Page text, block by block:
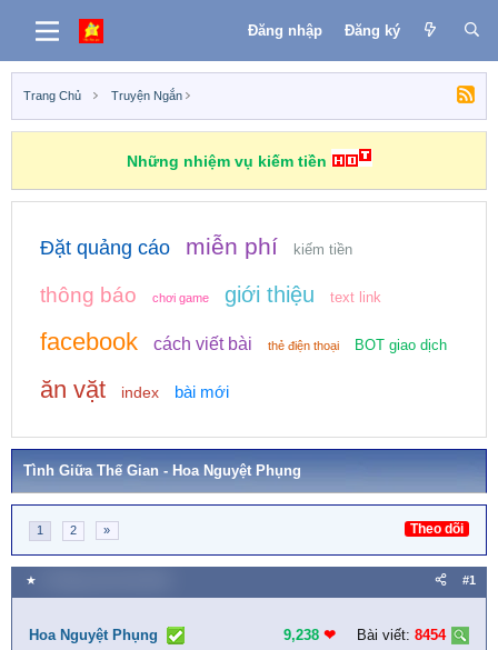
Đăng nhập Đăng ký
Trang Chủ Truyện Ngắn
Những nhiệm vụ kiếm tiền
Đặt quảng cáo miễn phí kiếm tiền
thông báo chơi game giới thiệu text link
facebook cách viết bài thẻ điện thoại BOT giao dịch
ăn vặt index bài mới
Tình Giữa Thế Gian - Hoa Nguyệt Phụng
1 2 » Theo dõi
★ #1
Hoa Nguyệt Phụng 9,238 ❤︎ Bài viết: 8454